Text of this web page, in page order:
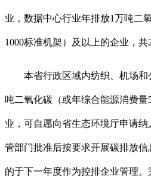
业，数据中心行业年排放1万吨二
1000标准机架）及以上的企业，共
本省行政区域内纺织、机场和
吨二氧化碳（或年综合能源消费
业，可自愿向省生态环境厅申请
管部门批准后按要求开展碳排放
的于下一年度作为控排企业管理